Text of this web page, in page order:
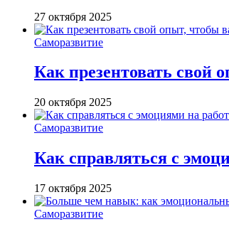
27 октября 2025
Саморазвитие
Как презентовать свой
20 октября 2025
Саморазвитие
Как справляться с
17 октября 2025
Саморазвитие